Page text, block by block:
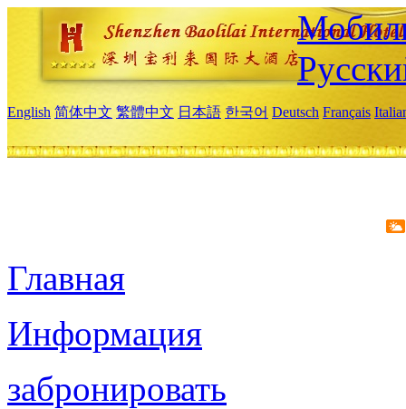
English 简体中文 繁體中文 日本語 한국어 Deutsch Français
Главная
Информация
забронировать